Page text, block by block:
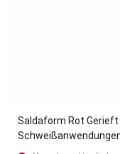
Saldaform Rot